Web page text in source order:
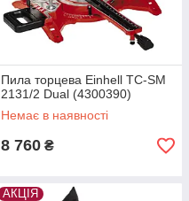
Пила торцева Einhell TC-SM
2131/2 Dual (4300390)
Немає в наявності
8 760 ₴
АКЦІЯ